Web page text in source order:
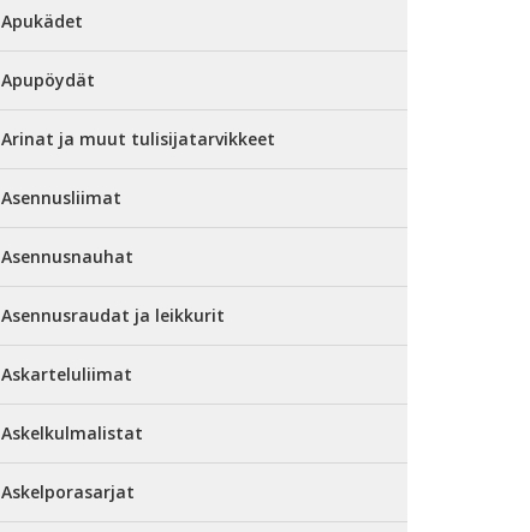
Apukädet
Apupöydät
Arinat ja muut tulisijatarvikkeet
Asennusliimat
Asennusnauhat
Asennusraudat ja leikkurit
Askarteluliimat
Askelkulmalistat
Askelporasarjat